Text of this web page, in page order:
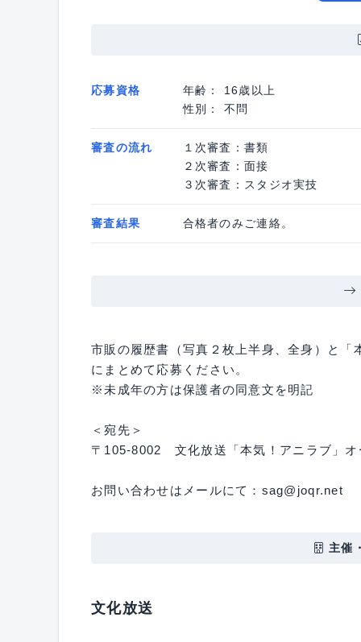
応募資格
年齢： 16歳以上
性別： 不問
審査の流れ
１次審査：書類
２次審査：面接
３次審査：スタジオ実技
審査結果 合格者のみご連絡。
市販の履歴書（写真２枚上半身、全身）と
にまとめて応募ください。
※未成年の方は保護者の同意文を明記
＜宛先＞
〒105-8002 文化放送「本気！アニラブ」オ
お問い合わせはメールにて：sag@joqr.net
主催
文化放送